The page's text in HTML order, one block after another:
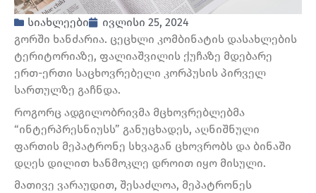
სიახლეები
ივლისი 25, 2024
გორში ხანძარია. ცეცხლი კომბინატის დასახლების
ტერიტორიაზე, ფალიაშვილის ქუჩაზე მდებარე
ერთ-ერთი საცხოვრებელი კორპუსის პირველ
სართულზე გაჩნდა.
როგორც ადგილობრივმა მცხოვრებლებმა
“ინტერპრესნიუსს” განუცხადეს, აღნიშნული
ფართის მეპატრონე სხვაგან ცხოვრობს და ბინაში
დღეს დილით ხანმოკლე დროით იყო მისული.
მათივე ვარაუდით, შესაძლოა, მეპატრონეს